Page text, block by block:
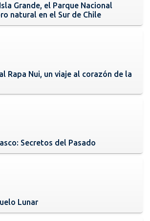
Grande, el Parque Nacional
natural en el Sur de Chile
Rapa Nui, un viaje al corazón de la
Secretos del Pasado
Lunar